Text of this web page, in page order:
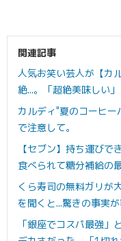
関連記事
人気お笑い芸人が【カ
絶...。「超絶美味しい
カルディ"夏のコーヒ
で注意して。
【セブン】持ち運び
食べられて糖分補給の
くら寿司の無料ガリが
を聞くと...驚きの事実が
「銀座でコスパ最強